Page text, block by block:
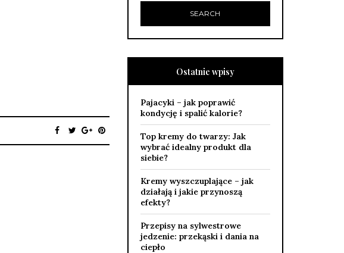
Ostatnie wpisy
Pajacyki – jak poprawić
kondycję i spalić kalorie?
Top kremy do twarzy: Jak
wybrać idealny produkt dla
siebie?
Kremy wyszczuplające – jak
działają i jakie przynoszą
efekty?
Przepisy na sylwestrowe
jedzenie: przekąski i dania na
ciepło